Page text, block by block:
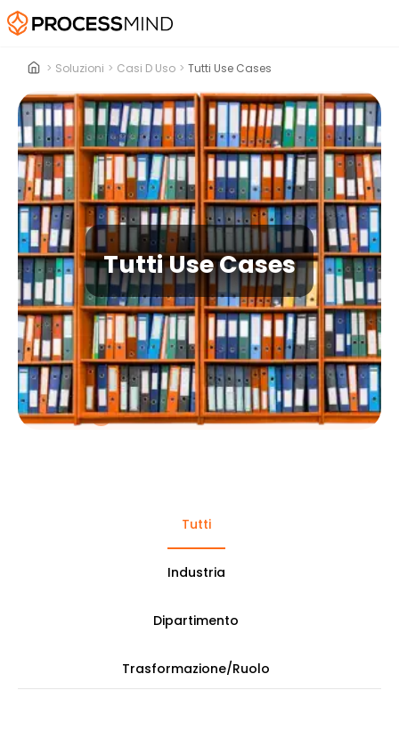
> Soluzioni > Casi D Uso > Tutti Use Cases
Tutti Use Cases
Tutti
Industria
Dipartimento
Trasformazione/Ruolo